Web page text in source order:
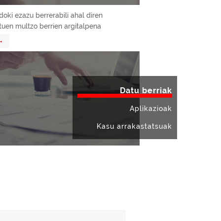
ezazu berrerabili ahal diren
multzo berrien argitalpena
Datu berriak
Aplikazioak
Kasu arrakastatsuak